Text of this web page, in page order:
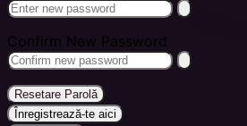
Confirm New Password
Resetare Parolă
Înregistrează-te aici